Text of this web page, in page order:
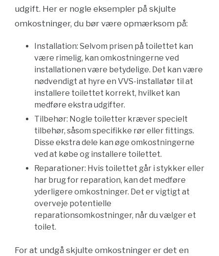
udgift. Her er nogle eksempler på skjulte
omkostninger, du bør være opmærksom på:
Installation: Selvom prisen på toilettet kan
være rimelig, kan omkostningerne ved
installationen være betydelige. Det kan være
nødvendigt at hyre en VVS-installatør til at
installere toilettet korrekt, hvilket kan
medføre ekstra udgifter.
Tilbehør: Nogle toiletter kræver specielt
tilbehør, såsom specifikke rør eller fittings.
Disse ekstra dele kan øge omkostningerne
ved at købe og installere toilettet.
Reparationer: Hvis toilettet går i stykker eller
har brug for reparation, kan det medføre
yderligere omkostninger. Det er vigtigt at
overveje potentielle
reparationsomkostninger, når du vælger et
toilet.
For at undgå skjulte omkostninger er det en